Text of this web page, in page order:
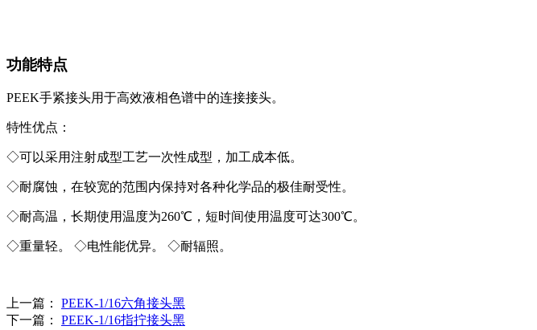
功能特点
PEEK手紧接头用于高效液相色谱中的连接接头。
特性优点：
◇可以采用注射成型工艺一次性成型，加工成本低。
◇耐腐蚀，在较宽的范围内保持对各种化学品的极佳耐受性。
◇耐高温，长期使用温度为260℃，短时间使用温度可达300℃。
◇重量轻。 ◇电性能优异。 ◇耐辐照。
上一篇： PEEK-1/16六角接头黑
下一篇： PEEK-1/16指拧接头黑